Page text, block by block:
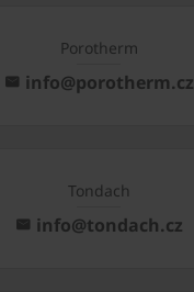
Porotherm
info@porotherm.cz
Tondach
info@tondach.cz